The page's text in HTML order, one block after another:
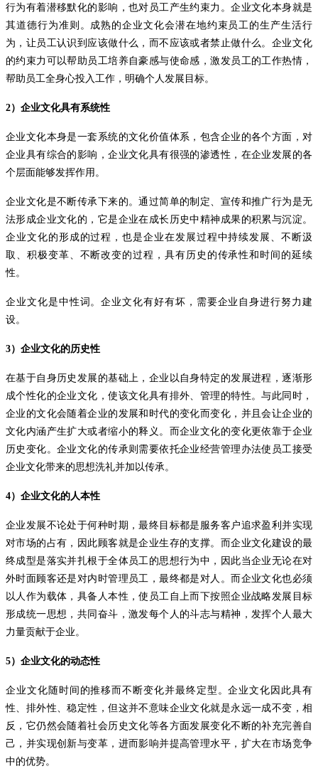
行为有着潜移默化的影响，也对员工产生约束力。企业文化本身就是
其道德行为准则。成熟的企业文化会潜在地约束员工的生产生活行
为，让员工认识到应该做什么，而不应该或者禁止做什么。企业文化
的约束力可以帮助员工培养自豪感与使命感，激发员工的工作热情，
帮助员工全身心投入工作，明确个人发展目标。
2）企业文化具有系统性
企业文化本身是一套系统的文化价值体系，包含企业的各个方面，对
企业具有综合的影响，企业文化具有很强的渗透性，在企业发展的各
个层面能够发挥作用。
企业文化是不断传承下来的。通过简单的制定、宣传和推广行为是无
法形成企业文化的，它是企业在成长历史中精神成果的积累与沉淀。
企业文化的形成的过程，也是企业在发展过程中持续发展、不断汲
取、积极变革、不断改变的过程，具有历史的传承性和时间的延续
性。
企业文化是中性词。企业文化有好有坏，需要企业自身进行努力建
设。
3）企业文化的历史性
在基于自身历史发展的基础上，企业以自身特定的发展进程，逐渐形
成个性化的企业文化，使该文化具有排外、管理的特性。与此同时，
企业的文化会随着企业的发展和时代的变化而变化，并且会让企业的
文化内涵产生扩大或者缩小的释义。而企业文化的变化更依靠于企业
历史变化。企业文化的传承则需要依托企业经营管理办法使员工接受
企业文化带来的思想洗礼并加以传承。
4）企业文化的人本性
企业发展不论处于何种时期，最终目标都是服务客户追求盈利并实现
对市场的占有，因此顾客就是企业生存的支撑。而企业文化建设的最
终成型是落实并扎根于全体员工的思想行为中，因此当企业无论在对
外时面顾客还是对内时管理员工，最终都是对人。而企业文化也必须
以人作为载体，具备人本性，使员工自上而下按照企业战略发展目标
形成统一思想，共同奋斗，激发每个人的斗志与精神，发挥个人最大
力量贡献于企业。
5）企业文化的动态性
企业文化随时间的推移而不断变化并最终定型。企业文化因此具有
性、排外性、稳定性，但这并不意味企业文化就是永远一成不变，相
反，它仍然会随着社会历史文化等各方面发展变化不断的补充完善自
己，并实现创新与变革，进而影响并提高管理水平，扩大在市场竞争
中的优势。